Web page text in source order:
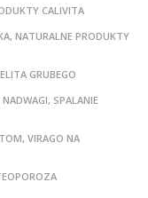
CALIVITA
NATURALNE PRODUKTY
GRUBEGO
SPALANIE
VIRAGO NA